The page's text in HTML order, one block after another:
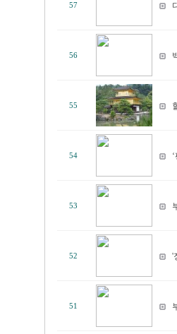
57
56
55
54
53
52 '
51